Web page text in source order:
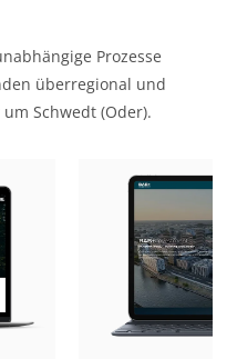
Prozesse
überregional und
Schwedt (Oder).